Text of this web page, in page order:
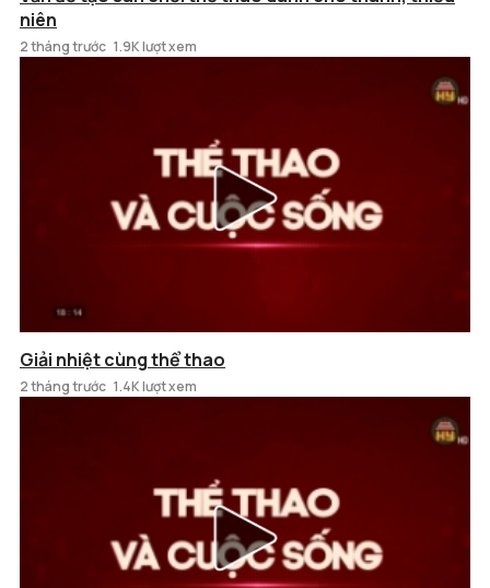
niên
2 tháng trước 1.9K lượt xem
Giải nhiệt cùng thể thao
2 tháng trước 1.4K lượt xem